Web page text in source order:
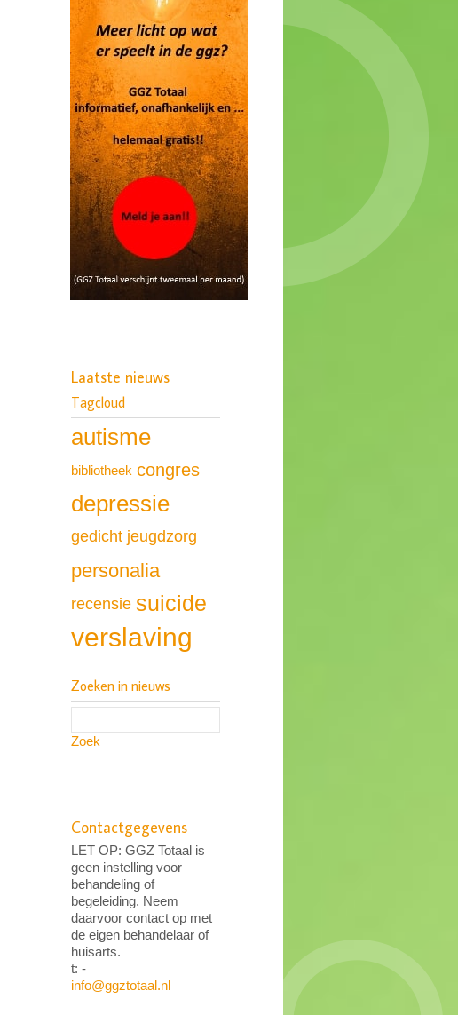
Laatste nieuws
Tagcloud
autisme
bibliotheek congres
depressie
gedicht jeugdzorg
personalia
recensie suicide
verslaving
Zoeken in nieuws
Zoek
Contactgegevens
LET OP: GGZ Totaal is
geen instelling voor
behandeling of
begeleiding. Neem
daarvoor contact op met
de eigen behandelaar of
huisarts.
t: -
info@ggztotaal.nl